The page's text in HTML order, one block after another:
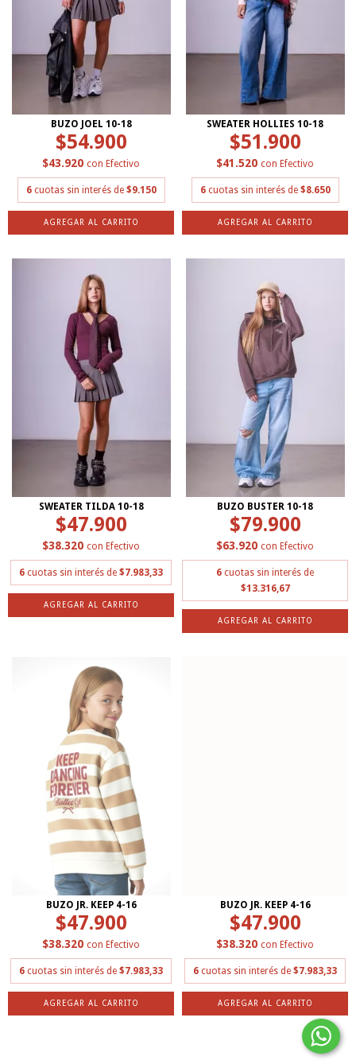
BUZO JOEL 10-18
$54.900
$43.920 con Efectivo
6 cuotas sin interés de $9.150
AGREGAR AL CARRITO
SWEATER HOLLIES 10-18
$51.900
$41.520 con Efectivo
6 cuotas sin interés de $8.650
AGREGAR AL CARRITO
SWEATER TILDA 10-18
$47.900
$38.320 con Efectivo
6 cuotas sin interés de $7.983,33
AGREGAR AL CARRITO
BUZO BUSTER 10-18
$79.900
$63.920 con Efectivo
6 cuotas sin interés de
$13.316,67
AGREGAR AL CARRITO
BUZO JR. KEEP 4-16
$47.900
$38.320 con Efectivo
6 cuotas sin interés de $7.983,33
AGREGAR AL CARRITO
BUZO JR. KEEP 4-16
$47.900
$38.320 con Efectivo
6 cuotas sin interés de $7.983,33
AGREGAR AL CARRITO